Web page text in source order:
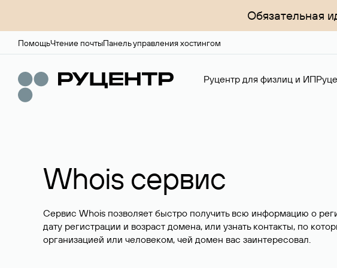
Обязательная
ПомощьЧтение почтыПанель управления хостингом
Руцентр для физлиц и ИП
Whois сервис
Сервис Whois позволяет быстро получить всю информацию о
дату регистрации и возраст домена, или узнать контакты, по
организацией или человеком, чей домен вас заинтересовал.